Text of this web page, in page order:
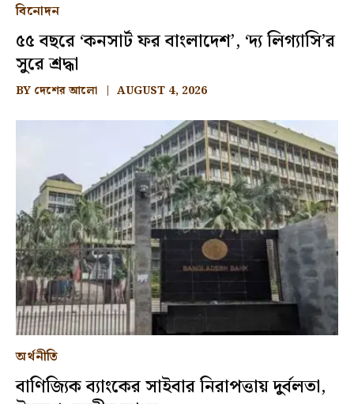
বিনোদন
৫৫ বছরে ‘কনসার্ট ফর বাংলাদেশ’, ‘দ্য লিগ্যাসি’র
সুরে শ্রদ্ধা
BY দেশের আলো AUGUST 4, 2026
অর্থনীতি
বাণিজ্যিক ব্যাংকের সাইবার নিরাপত্তায় দুর্বলতা,